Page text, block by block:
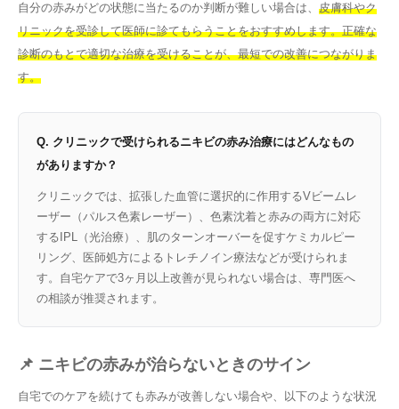
自分の赤みがどの状態に当たるのか判断が難しい場合は、 皮膚科やク
リニックを受診して医師に診てもらうことをおすすめします。正確な
診断のもとで適切な治療を受けることが、最短での改善につながりま
す。
Q. クリニックで受けられるニキビの赤み治療にはどんなもの
がありますか？
クリニックでは、拡張した血管に選択的に作用するVビームレ
ーザー（パルス色素レーザー）、色素沈着と赤みの両方に対応
するIPL（光治療）、肌のターンオーバーを促すケミカルピー
リング、医師処方によるトレチノイン療法などが受けられま
す。自宅ケアで3ヶ月以上改善が見られない場合は、専門医へ
の相談が推奨されます。
📌 ニキビの赤みが治らないときのサイン
自宅でのケアを続けても赤みが改善しない場合や、以下のような状況